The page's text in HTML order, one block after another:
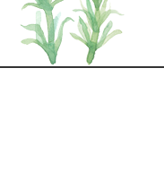
ページの先頭